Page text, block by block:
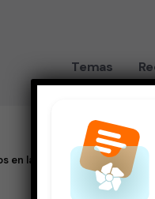
Temas
en las uñas de los pies